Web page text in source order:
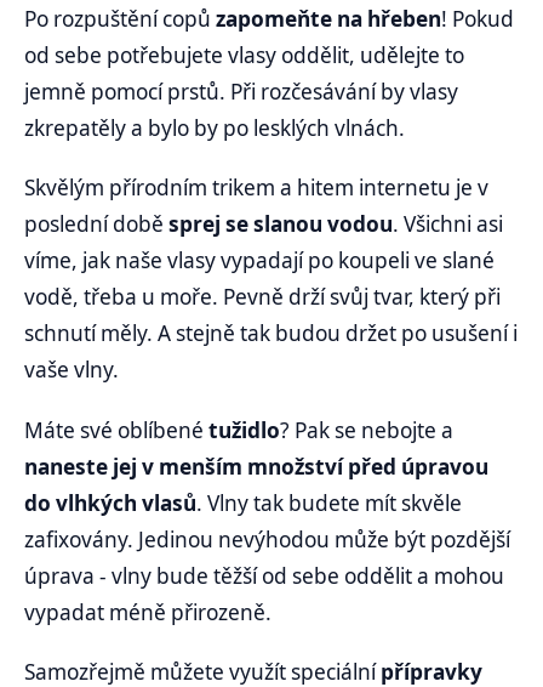
Po rozpuštění copů zapomeňte na hřeben! Pokud
od sebe potřebujete vlasy oddělit, udělejte to
jemně pomocí prstů. Při rozčesávání by vlasy
zkrepatěly a bylo by po lesklých vlnách.
Skvělým přírodním trikem a hitem internetu je v
poslední době sprej se slanou vodou. Všichni asi
víme, jak naše vlasy vypadají po koupeli ve slané
vodě, třeba u moře. Pevně drží svůj tvar, který při
schnutí měly. A stejně tak budou držet po usušení i
vaše vlny.
Máte své oblíbené tužidlo? Pak se nebojte a
naneste jej v menším množství před úpravou
do vlhkých vlasů. Vlny tak budete mít skvěle
zafixovány. Jedinou nevýhodou může být pozdější
úprava - vlny bude těžší od sebe oddělit a mohou
vypadat méně přirozeně.
Samozřejmě můžete využít speciálnípřípravky